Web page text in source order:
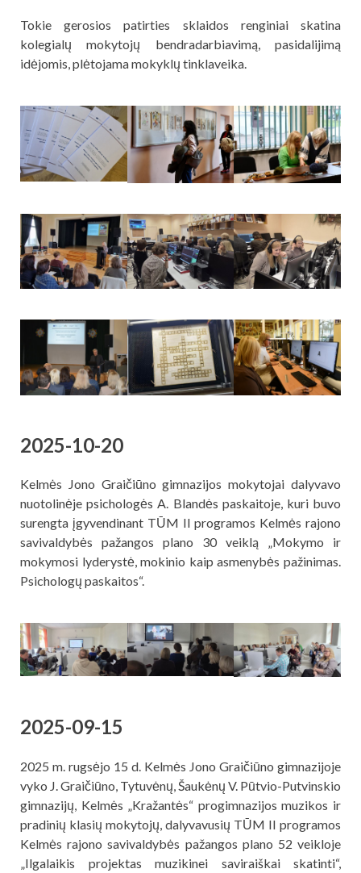
Tokie gerosios patirties sklaidos renginiai skatina
kolegialų mokytojų bendradarbiavimą, pasidalijimą
idėjomis, plėtojama mokyklų tinklaveika.
2025-10-20
Kelmės Jono Graičiūno gimnazijos mokytojai dalyvavo
nuotolinėje psichologės A. Blandės paskaitoje, kuri buvo
surengta įgyvendinant TŪM II programos Kelmės rajono
savivaldybės pažangos plano 30 veiklą „Mokymo ir
mokymosi lyderystė, mokinio kaip asmenybės pažinimas.
Psichologų paskaitos“.
2025-09-15
2025 m. rugsėjo 15 d. Kelmės Jono Graičiūno gimnazijoje
vyko J. Graičiūno, Tytuvėnų, Šaukėnų V. Pūtvio-Putvinskio
gimnazijų, Kelmės „Kražantės“ progimnazijos muzikos ir
pradinių klasių mokytojų, dalyvavusių TŪM II programos
Kelmės rajono savivaldybės pažangos plano 52 veikloje
„Ilgalaikis projektas muzikinei saviraiškai skatinti“,